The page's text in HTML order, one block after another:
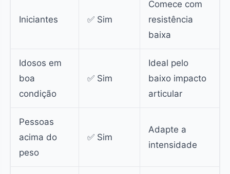
Iniciantes ✅ Sim
Comece com
resistência
baixa
Idosos em
boa
condição
✅ Sim
Ideal pelo
baixo impacto
articular
Pessoas
acima do
peso
✅ Sim
Adapte a
intensidade